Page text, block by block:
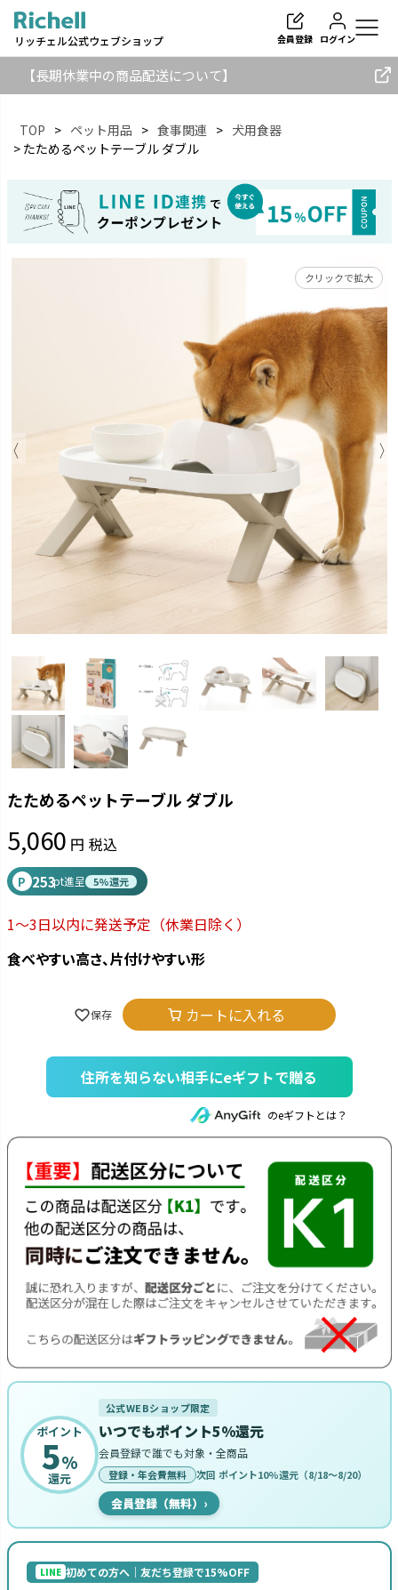
リッチェル公式ウェブショップ 会員登録 ログイン
【長期休業中の商品配送について】
TOP ペット用品 食事関連
犬用食器
たためるペットテーブル ダブル
クリックで拡大
たためるペットテーブル ダブル
5,060 税込
P 253pt進呈 5%還元
1～3日以内に発送予定 （休業日除く）
食べやすい高さ、片付けやすい形
カートに入れる
住所を知らない相手にeギフトで贈る
のeギフトとは？
ポイント
5%
還元
公式WEBショップ限定
いつでもポイント5%還元
会員登録で誰でも対象・全商品
登録・年会費無料 次回 ポイント10%還元（8/18〜8/20）
会員登録（無料） ›
LINE 初めての方へ｜友だち登録で15%OFF